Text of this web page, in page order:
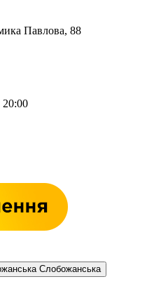
Павлова, 88
Слобожанська